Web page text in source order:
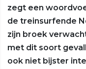
zegt een
de treinsurfende
zijn broek
met dit soort
ook niet bijster